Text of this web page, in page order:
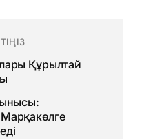
Құрылтай